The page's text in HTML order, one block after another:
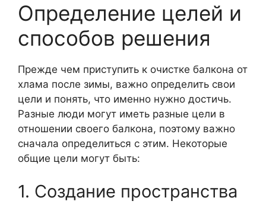
Определение целей и
способов решения
Прежде чем приступить к очистке балкона от
хлама после зимы, важно определить свои
цели и понять, что именно нужно достичь.
Разные люди могут иметь разные цели в
отношении своего балкона, поэтому важно
сначала определиться с этим. Некоторые
общие цели могут быть:
1. Создание пространства